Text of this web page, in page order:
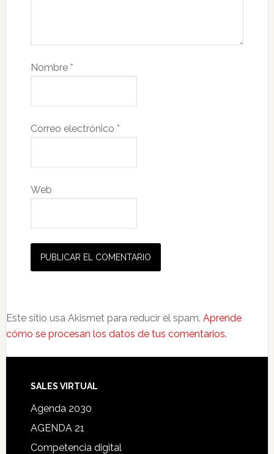
Nombre *
Correo electrónico *
Web
Este sitio usa Akismet para reducir el spam. Aprende
cómo se procesan los datos de tus comentarios.
SALES VIRTUAL
Agenda 2030
AGENDA 21
Competencia digital